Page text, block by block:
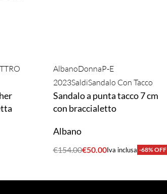
AlbanoDonnaP-E
2023SaldiSandalo Con Tacco
Sandalo a punta tacco 7 cm
con braccialetto
Albano
€154.00€50.00Iva inclusa -68% OFF